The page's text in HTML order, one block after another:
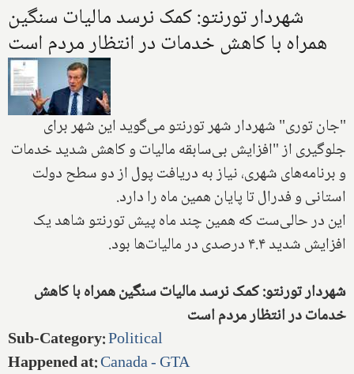
شهردار تورنتو: کمک نرسد مالیات سنگین
همراه با کاهش خدمات در انتظار مردم است
"جان توری" شهردار شهر تورنتو می‌گوید این شهر برای
جلوگیری از "افزایش بی‌سابقه مالیات و کاهش شدید خدمات
و برنامه‌های شهری، نیاز به دریافت پول از دو سطح دولت
استانی و فدرال تا پایان همین ماه را دارد.
این در حالی‌ست که همین چند ماه پیش تورنتو شاهد یک
افزایش شدید ۴.۴ درصدی در مالیات‌ها بود.
شهردار تورنتو: کمک نرسد مالیات سنگین همراه با کاهش
خدمات در انتظار مردم است
Sub-Category:Political
Happened at:Canada - GTA